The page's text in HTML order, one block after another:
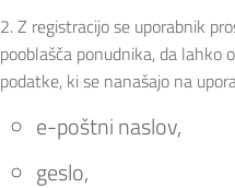
2. Z registracijo se uporabnik
pooblašča ponudnika, da lahko
podatke, ki se nanašajo na
e-poštni naslov,
geslo,